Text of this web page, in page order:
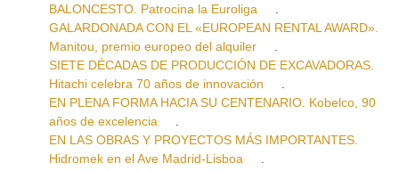
BALONCESTO. Patrocina la Euroliga
GALARDONADA CON EL «EUROPEAN RENTAL AWARD».
Manitou, premio europeo del alquiler
SIETE DÉCADAS DE PRODUCCIÓN DE EXCAVADORAS.
Hitachi celebra 70 años de innovación
EN PLENA FORMA HACIA SU CENTENARIO. Kobelco, 90
años de excelencia
EN LAS OBRAS Y PROYECTOS MÁS IMPORTANTES.
Hidromek en el Ave Madrid-Lisboa